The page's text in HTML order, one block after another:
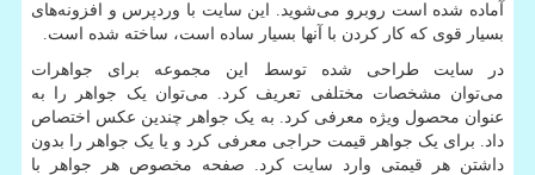
آماده شده است روبرو می‌شوید. این سایت با وردپرس و افزونه‌های
بسیار قوی که کار کردن با آنها بسیار ساده است، ساخته شده است.
در سایت طراحی شده توسط این مجموعه برای جواهرات
می‌توان مشخصات مختلفی تعریف کرد. می‌توان یک جواهر را به
عنوان محصول ویژه معرفی کرد. به یک جواهر چندین عکس اختصاص
داد. برای یک جواهر قیمت حراجی معرفی کرد و یا یک جواهر را بدون
داشتن هر قیمتی وارد سایت کرد. صفحه مخصوص هر جواهر با